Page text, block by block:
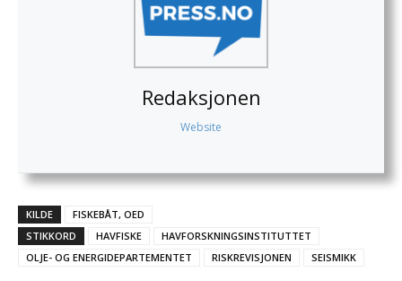
Redaksjonen
Website
KILDE
FISKEBÅT, OED
STIKKORD
HAVFISKE
HAVFORSKNINGSINSTITUTTET
OLJE- OG ENERGIDEPARTEMENTET
RISKREVISJONEN SEISMIKK